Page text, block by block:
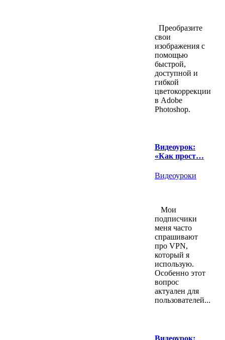
Преобразите
свои
изображения с
помощью
быстрой,
доступной и
гибкой
цветокоррекции
в Adobe
Photoshop.
Видеоурок:
«Как прост…
Видеоуроки
Мои
подписчики
меня часто
спрашивают
про VPN,
который я
использую.
Особенно этот
вопрос
актуален для
пользователей...
Видеоурок: